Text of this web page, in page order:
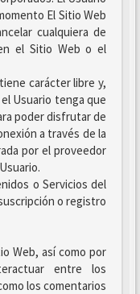
El Sitio Web
cualquiera de
el Sitio Web o el
carácter libre y,
Usuario tenga que
poder disfrutar de
a través de la
por el proveedor
o Servicios del
o registro
Web, así como por
entre los
los comentarios